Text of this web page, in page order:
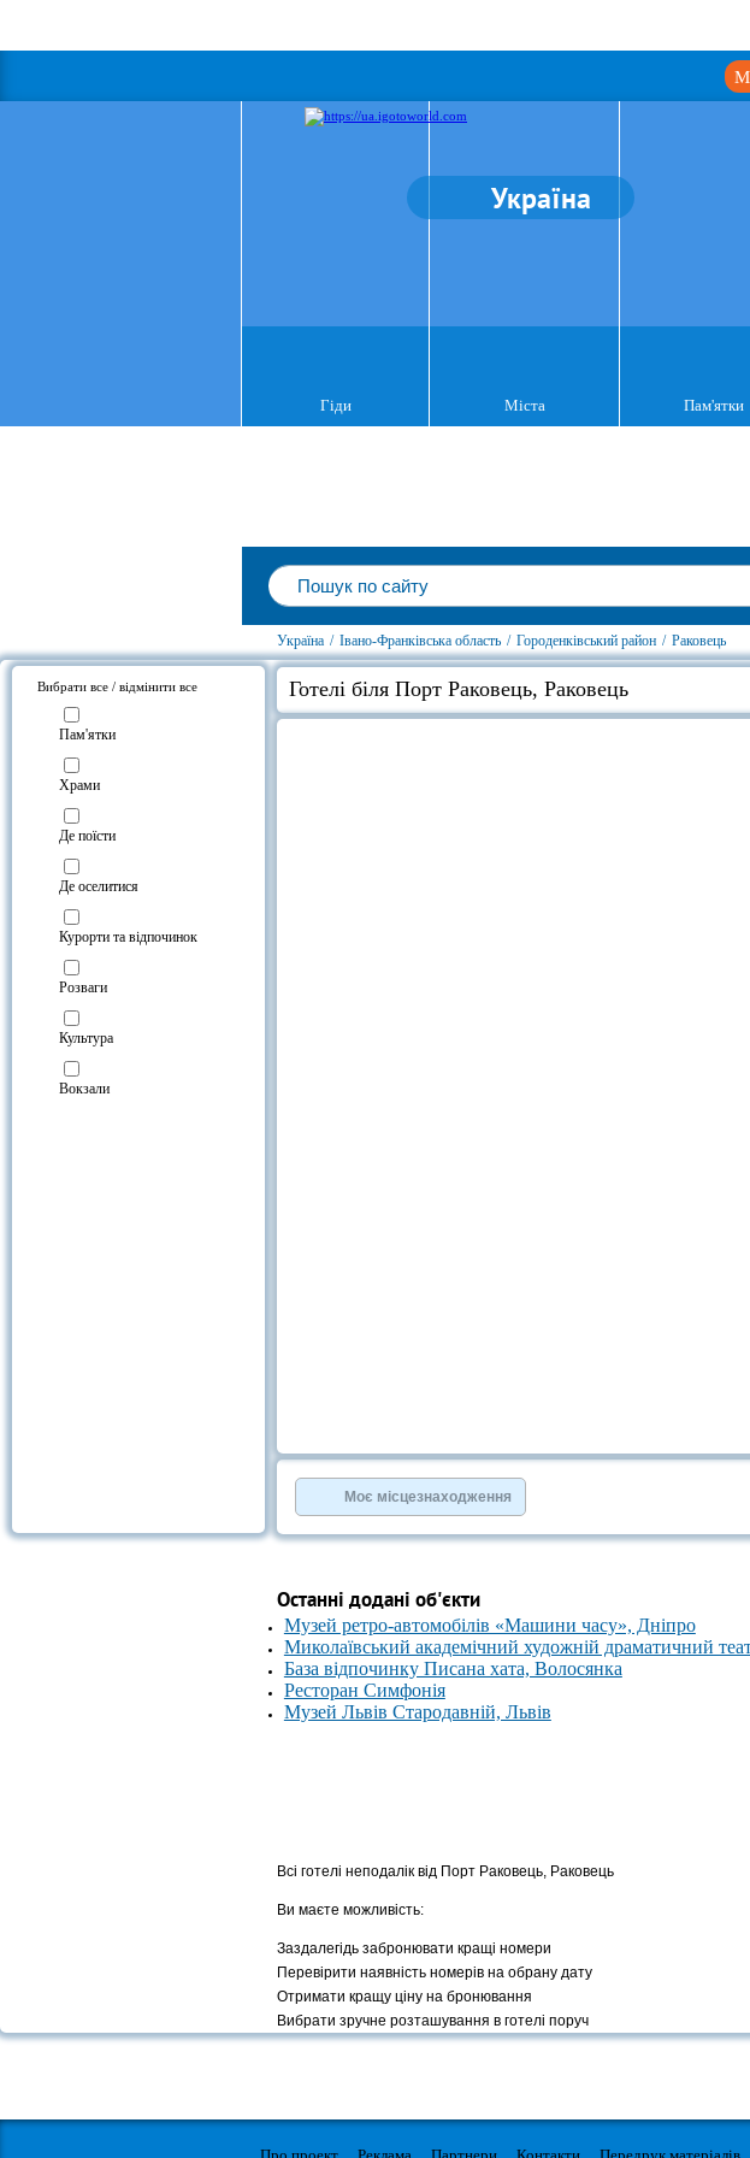
Україна
Гіди Міста Пам'ятки
Україна / Івано-Франківська область / Городенківський район / Раковець
Вибрати все / відмінити все
Пам'ятки
Храми
Де поїсти
Де оселитися
Курорти та відпочинок
Розваги
Культура
Вокзали
Готелі біля Порт Раковець, Раковець
Моє місцезнаходження
Останні додані об'єкти
Музей ретро-автомобілів «Машини часу», Дніпро
Миколаївський академічний художній драматичний
База відпочинку Писана хата, Волосянка
Ресторан Симфонія
Музей Львів Стародавній, Львів
Всі готелі неподалік від Порт Раковець, Раковець
Ви маєте можливість:
Заздалегідь забронювати кращі номери
Перевірити наявність номерів на обрану дату
Отримати кращу ціну на бронювання
Вибрати зручне розташування в готелі поруч